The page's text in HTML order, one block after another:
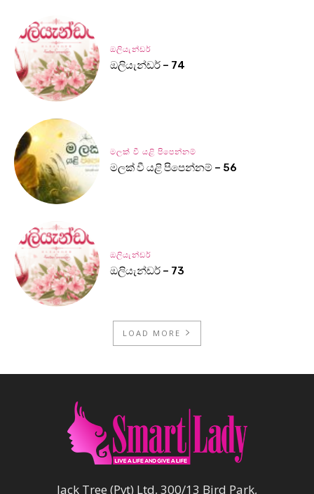
ඔලියැන්ඩර්
ඔලියැන්ඩර් – 74
මලක් වී යළි පිපෙන්නම්
මලක් වී යළි පිපෙන්නම් – 56
ඔලියැන්ඩර්
ඔලියැන්ඩර් – 73
LOAD MORE
Jack Tree (Pvt) Ltd, 300/13 Bird Park,